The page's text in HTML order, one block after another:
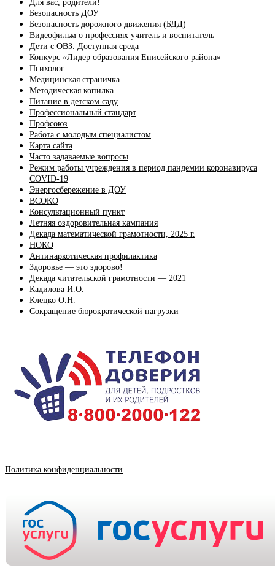
Для вас, родители!
Безопасность ДОУ
Безопасность дорожного движения (БДД)
Видеофильм о профессиях учитель и воспитатель
Дети с ОВЗ. Доступная среда
Конкурс «Лидер образования Енисейского района»
Психолог
Медицинская страничка
Методическая копилка
Питание в детском саду
Профессиональный стандарт
Профсоюз
Работа с молодым специалистом
Карта сайта
Часто задаваемые вопросы
Режим работы учреждения в период пандемии коронавируса
COVID-19
Энергосбережение в ДОУ
ВСОКО
Консультационный пункт
Летняя оздоровительная кампания
Декада математической грамотности, 2025 г.
НОКО
Антинаркотическая профилактика
Здоровье — это здорово!
Декада читательской грамотности — 2021
Кадилова И.О.
Клецко О.Н.
Сокращение бюрократической нагрузки
Политика конфиденциальности